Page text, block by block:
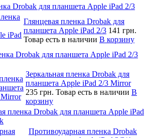
Drobak для планшета Apple iPad 2/3
Глянцевая пленка Drobak для
планшета Apple iPad 2/3 141 грн.
Товар есть в наличии В корзину
Drobak для планшета Apple iPad 2/3
Зеркальная пленка Drobak для
планшета Apple iPad 2/3 Mirror
235 грн. Товар есть в наличии В
корзину
пленка Drobak для планшета Apple iPad
Противоударная пленка Drobak